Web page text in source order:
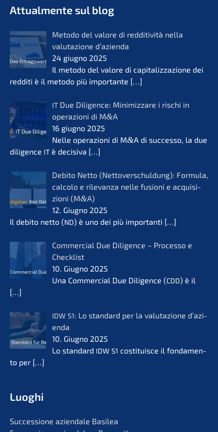
Attual­men­te sul blog
Metodo del valore di reddi­ti­vi­tà nella
valuta­zio­ne d’azi­en­da
24 giugno 2025
Il metodo del valore di capita­liz­za­zio­ne dei
reddi­ti è il metodo più importan­te […]
IT Due Diligence: Minimiz­za­re i rischi in
opera­zio­ni di M&A
16 giugno 2025
Nelle opera­zio­ni di M&A di succes­so, la due
diligence IT è decisi­va […]
Debito Netto (Netto­ver­schul­dung): Formu­la,
calco­lo e rilevanza nelle fusio­ni e acqui­si­
zio­ni (M&A)
12. Giugno 2025
Il debito netto (ND) è uno dei più importan­ti […]
Commer­cial Due Diligence – Proces­so e
Check­list
10. Giugno 2025
Una Commer­cial Due Diligence (CDD) è il
[…]
IDW S1: Lo standard per la valuta­zio­ne d’azi­
en­da
10. Giugno 2025
Lo standard IDW S1 costi­tuis­ce il fonda­men­
to per […]
Luoghi
Succes­sio­ne aziend­a­le Basilea